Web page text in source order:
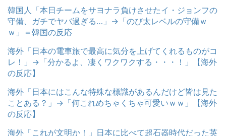
韓国人「本日チームをサヨナラ負けさせたイ・ジョンフの
守備、ガチでヤバ過ぎる…」→「のび太レベルの守備ｗ
ｗ」＝韓国の反応
海外「日本の電車旅で最高に気分を上げてくれるものがコ
レ！」→「分かるよ、凄くワクワクする・・・！」【海外
の反応】
海外「日本にはこんな特殊な標識があるんだけど皆は見た
ことある？」→「何これめちゃくちゃ可愛いｗｗ」【海外
の反応】
海外「これが文明か！」日本に比べて超石器時代だった英